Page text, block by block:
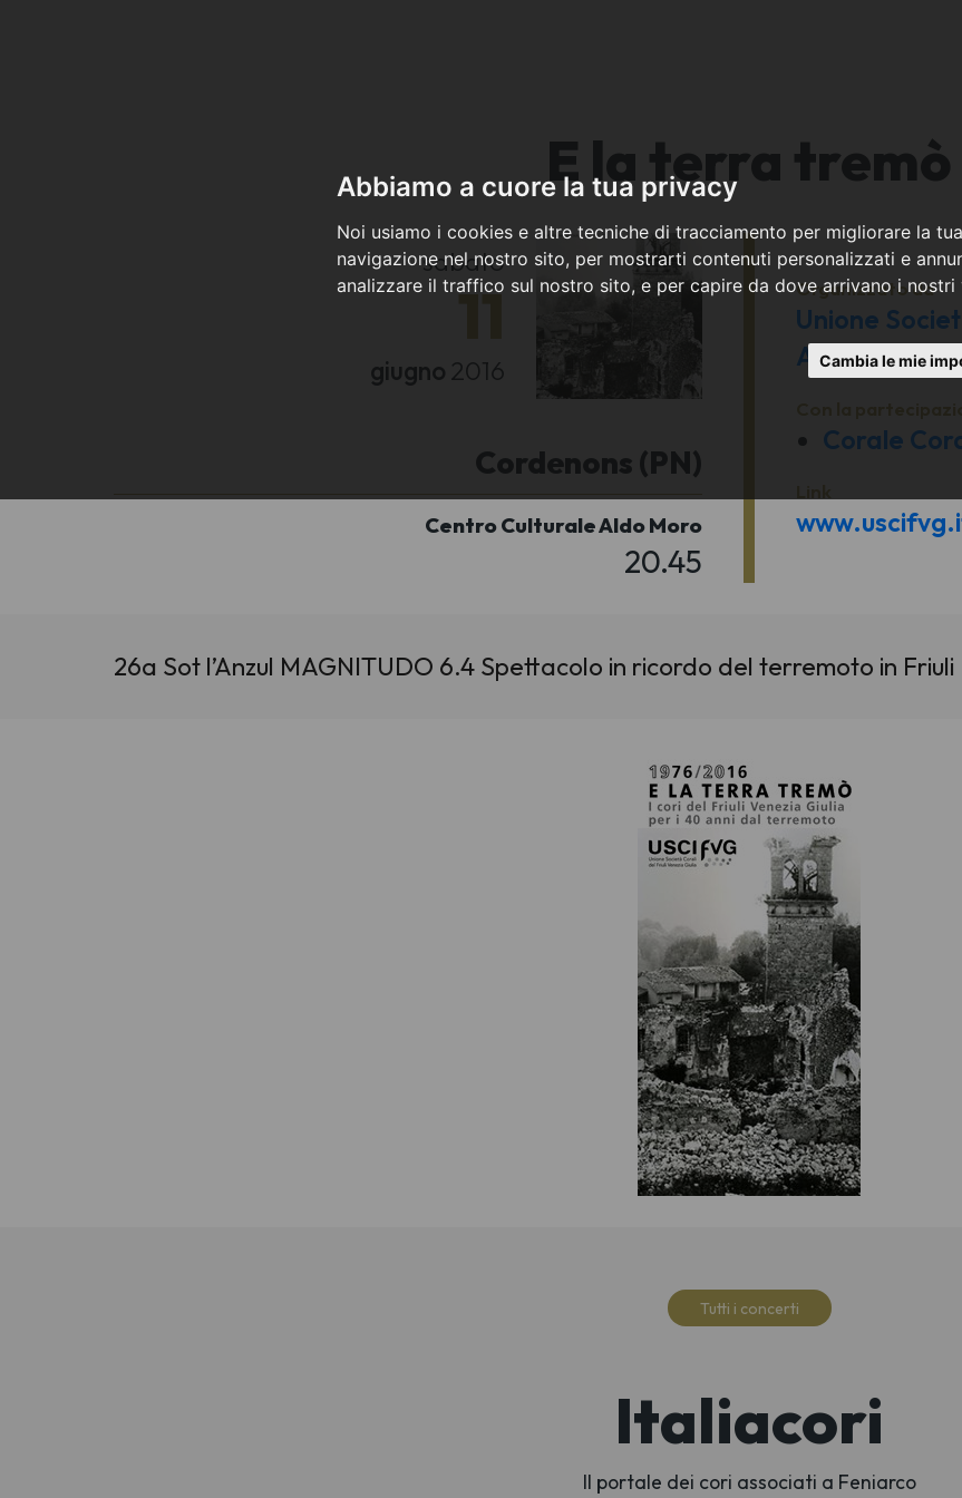
Abbiamo a cuore la tua privacy
Noi usiamo i cookies e altre tecniche di tracciamento per migliorare la
navigazione nel nostro sito, per mostrarti contenuti personalizzati e
analizzare il traffico sul nostro sito, e per capire da dove arrivano i nostri
Cambia le mie
E la terra tremò
sabato
11
giugno 2016
Cordenons (PN)
Centro Culturale Aldo Moro
20.45
Organizzato da
Unione
APS
Corale
26a Sot l’Anzul MAGNITUDO 6.4 Spettacolo in ricordo del terremoto in Friuli
Tutti i concerti
Italiacori
Il portale dei cori associati a Feniarco